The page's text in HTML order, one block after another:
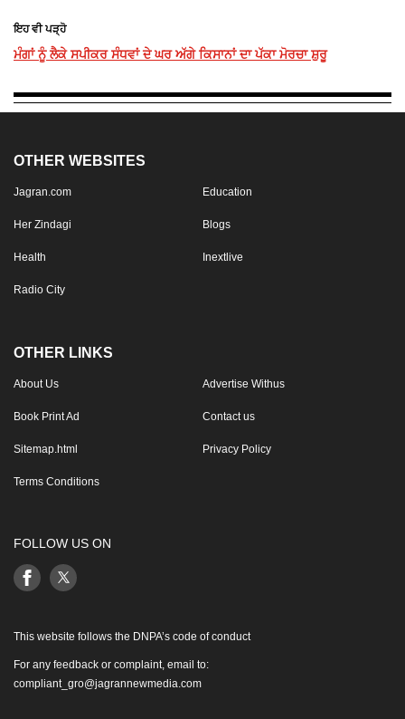
ਇਹ ਵੀ ਪੜ੍ਹੋ
ਮੰਗਾਂ ਨੂੰ ਲੈਕੇ ਸਪੀਕਰ ਸੰਧਵਾਂ ਦੇ ਘਰ ਅੱਗੇ ਕਿਸਾਨਾਂ ਦਾ ਪੱਕਾ ਮੋਰਚਾ ਸ਼ੁਰੂ
OTHER WEBSITES
Jagran.com Education
Her Zindagi Blogs
Health Inextlive
Radio City
OTHER LINKS
About Us Advertise Withus
Book Print Ad Contact us
Sitemap.html Privacy Policy
Terms Conditions
FOLLOW US ON
This website follows the DNPA’s code of conduct
For any feedback or complaint, email to:
compliant_gro@jagrannewmedia.com